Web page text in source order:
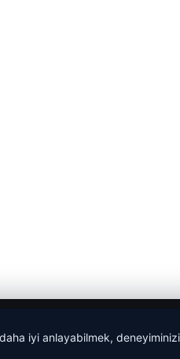
daha iyi anlayabilmek,